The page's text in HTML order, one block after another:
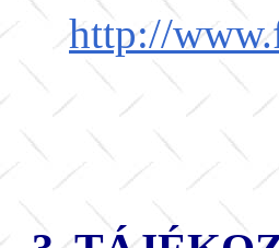
http://